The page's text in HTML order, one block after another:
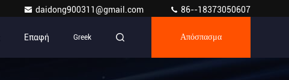
daidong900311@gmail.com 86--18373050607
Επαφή Greek Απόσπασμα